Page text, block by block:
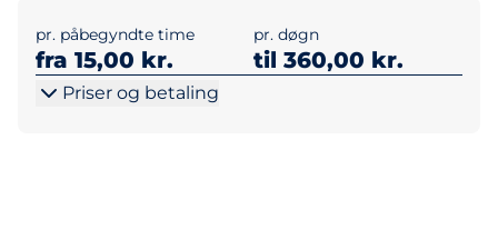
pr. påbegyndte time
fra 15,00 kr.
pr. døgn
til 360,00 kr.
Priser og betaling